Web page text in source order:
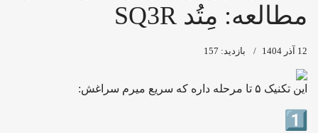
مطالعه: مِتُد SQ3R
12 آذر 1404 بازدید: 157
این تکنیک ۵ تا مرحله داره که سریع میرم سراغش: